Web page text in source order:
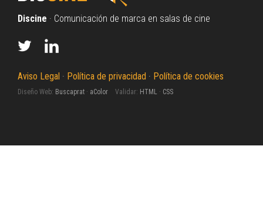
Discine · Comunicación de marca en salas de cine
Aviso Legal · Política de privacidad · Política de cookies
Diseño Web: Buscaprat · aColor Validar: HTML · CSS